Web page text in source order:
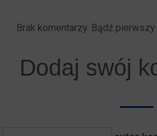
Brak komentarzy. Bądź
Dodaj swój